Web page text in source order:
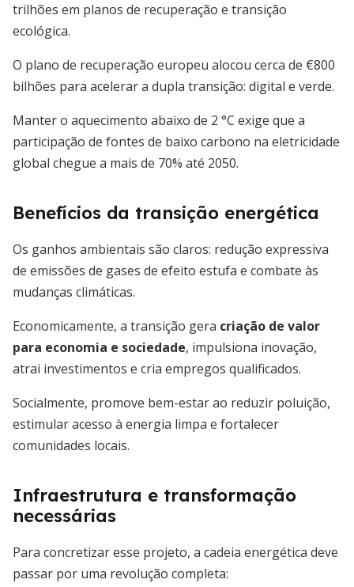
trilhões em planos de recuperação e transição
ecológica.
O plano de recuperação europeu alocou cerca de €800
bilhões para acelerar a dupla transição: digital e verde.
Manter o aquecimento abaixo de 2 °C exige que a
participação de fontes de baixo carbono na eletricidade
global chegue a mais de 70% até 2050.
Benefícios da transição energética
Os ganhos ambientais são claros: redução expressiva
de emissões de gases de efeito estufa e combate às
mudanças climáticas.
Economicamente, a transição gera criação de valor
para economia e sociedade, impulsiona inovação,
atrai investimentos e cria empregos qualificados.
Socialmente, promove bem-estar ao reduzir poluição,
estimular acesso à energia limpa e fortalecer
comunidades locais.
Infraestrutura e transformação
necessárias
Para concretizar esse projeto, a cadeia energética deve
passar por uma revolução completa: